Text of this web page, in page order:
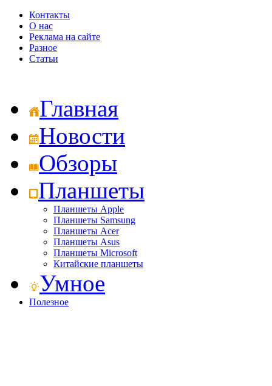
Контакты
О нас
Реклама на сайте
Разное
Статьи
Главная
Новости
Обзоры
Планшеты
Планшеты Apple
Планшеты Samsung
Планшеты Acer
Планшеты Asus
Планшеты Microsoft
Китайские планшеты
Умное
Полезное